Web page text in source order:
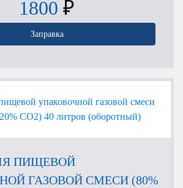
1800 ₽
Заправка
ПИЩЕВОЙ
ГАЗОВОЙ СМЕСИ (80%